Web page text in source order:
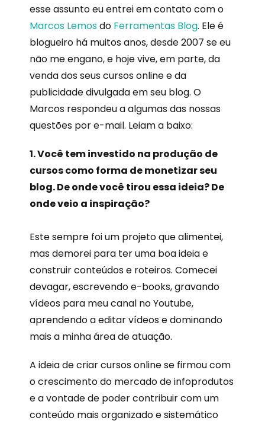
esse assunto eu entrei em contato com o
Marcos Lemosdo Ferramentas Blog. Ele é
blogueiro há muitos anos, desde 2007 se eu
não me engano, e hoje vive, em parte, da
venda dos seus cursos online e da
publicidade divulgada em seu blog. O
Marcos respondeu a algumas das nossas
questões por e-mail. Leiam a baixo:
1. Você tem investido na produção de
cursos como forma de monetizar seu
blog. De onde você tirou essa ideia? De
onde veio a inspiração?
Este sempre foi um projeto que alimentei,
mas demorei para ter uma boa ideia e
construir conteúdos e roteiros. Comecei
devagar, escrevendo e-books, gravando
vídeos para meu canal no Youtube,
aprendendo a editar vídeos e dominando
mais a minha área de atuação.
A ideia de criar cursos online se firmou com
o crescimento do mercado de infoprodutos
e a vontade de poder contribuir com um
conteúdo mais organizado e sistemático